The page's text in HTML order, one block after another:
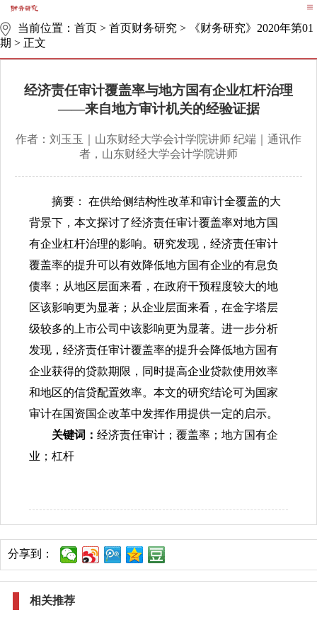
当前位置： 首页 > 首页财务研究 >
《财务研究》2020年第01
期 > 正文
经济责任审计覆盖率与地方国有企业杠杆治理
——来自地方审计机关的经验证据
作者：刘玉玉｜山东财经大学会计学院讲师 纪端｜通讯作
者，山东财经大学会计学院讲师
摘要： 在供给侧结构性改革和审计全覆盖的大
背景下，本文探讨了经济责任审计覆盖率对地方国
有企业杠杆治理的影响。研究发现，经济责任审计
覆盖率的提升可以有效降低地方国有企业的有息负
债率；从地区层面来看，在政府干预程度较大的地
区该影响更为显著；从企业层面来看，在金字塔层
级较多的上市公司中该影响更为显著。进一步分析
发现，经济责任审计覆盖率的提升会降低地方国有
企业获得的贷款期限，同时提高企业贷款使用效率
和地区的信贷配置效率。本文的研究结论可为国家
审计在国资国企改革中发挥作用提供一定的启示。
关键词： 经济责任审计；覆盖率；地方国有企
业；杠杆
分享到：
相关推荐